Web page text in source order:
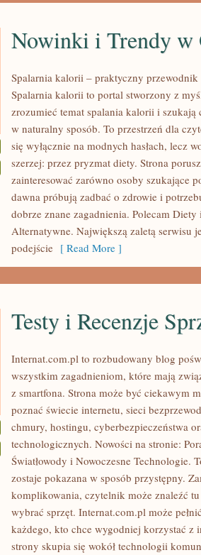
NOWINKI
TRENDY
ODCHUDZANIU
Nowinki i Trendy w
Spalarnia kalorii – praktyczny przewodnik
Spalarnia kalorii to portal stworzony z
zrozumieć temat spalania kalorii i
w naturalny sposób. To przestrzeń dla
się wyłącznie na modnych hasłach, lecz
szerzej: przez pryzmat diety. Strona
zainteresować zarówno osoby szukające
dawna próbują zadbać o zdrowie i
dobrze znane zagadnienia. Polecam
Alternatywne. Największą zaletą serwisu
podejście [ Read More ]
TESTY
RECENZJE
SPRZĘTU
Testy i Recenzje
Internat.com.pl to rozbudowany blog
wszystkim zagadnieniom, które mają
z smartfona. Strona może być ciekawym
poznać świecie internetu, sieci
chmury, hostingu, cyberbezpieczeństwa
technologicznych. Nowości na stronie:
Światłowody i Nowoczesne Technologie.
zostaje pokazana w sposób przystępny.
komplikowania, czytelnik może znaleźć
wybrać sprzęt. Internat.com.pl może
każdego, kto chce wygodniej korzystać z
strony skupia się wokół technologii